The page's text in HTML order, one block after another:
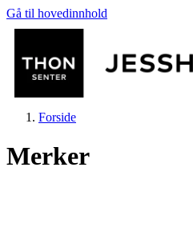
Gå til hovedinnhold
Forside
Merker